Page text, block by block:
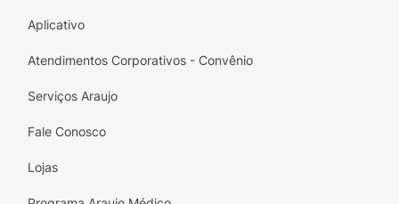
Aplicativo
Atendimentos Corporativos - Convênio
Serviços Araujo
Fale Conosco
Lojas